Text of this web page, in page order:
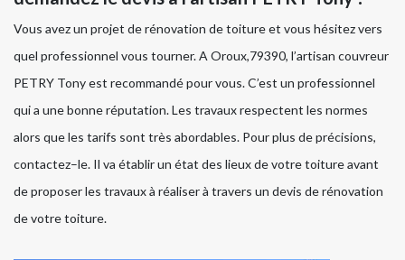
Vous avez un projet de rénovation de toiture et vous hésitez vers
quel professionnel vous tourner. A Oroux,79390, l’artisan couvreur
PETRY Tony est recommandé pour vous. C’est un professionnel
qui a une bonne réputation. Les travaux respectent les normes
alors que les tarifs sont très abordables. Pour plus de précisions,
contactez–le. Il va établir un état des lieux de votre toiture avant
de proposer les travaux à réaliser à travers un devis de rénovation
de votre toiture.